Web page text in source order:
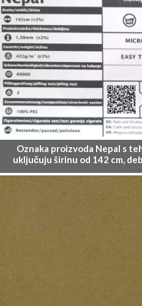
Oznaka proizvoda Nepal s
uključuju širinu od 142 cm,